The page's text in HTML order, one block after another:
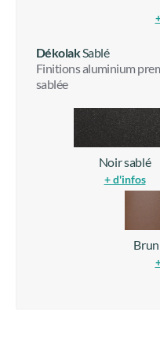
DékolakSablé
Finitions aluminium
sablée
Noir sablé
+ d'infos